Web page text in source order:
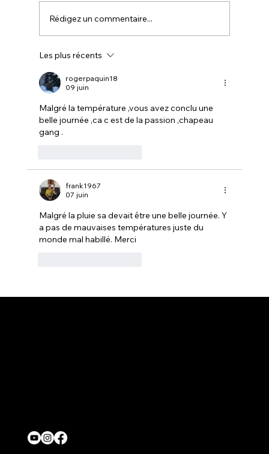
CANADIAN TIRE avec LA FERME
MONETTE
Rédigez un commentaire...
Les plus récents
rogerpaquin18
09 juin
Malgré la température ,vous avez conclu une
belle journée ,ca c est de la passion ,chapeau
gang .
frank1967
07 juin
Malgré la pluie sa devait être une belle journée. Y
a pas de mauvaises températures juste du
monde mal habillé. Merci